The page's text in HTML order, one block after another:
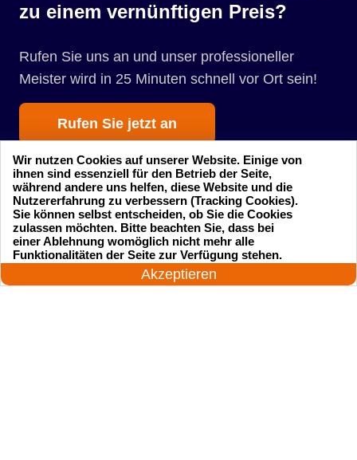
zu einem vernünftigen Preis?
Rufen Sie uns an und unser professioneller
Meister wird in 25 Minuten schnell vor Ort sein!
Rufen Sie jetzt an
Startseite Einsatzgebiete
Preise
24 Stunden am Tag
Akzeptieren
Wir nutzen Cookies auf unserer Website. Einige von
ihnen sind essenziell für den Betrieb der Seite,
während andere uns helfen, diese Website und die
Nutzererfahrung zu verbessern (Tracking Cookies).
Sie können selbst entscheiden, ob Sie die Cookies
zulassen möchten. Bitte beachten Sie, dass bei
einer Ablehnung womöglich nicht mehr alle
Funktionalitäten der Seite zur Verfügung stehen.